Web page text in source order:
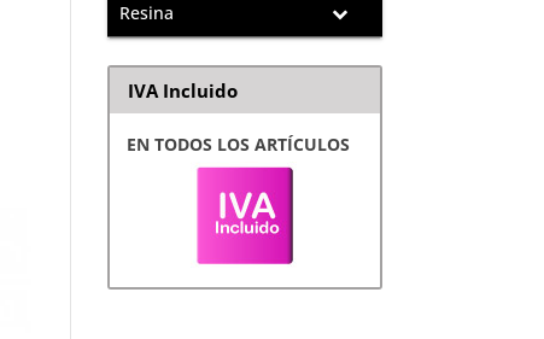
Resina
IVA Incluido
EN TODOS LOS ARTÍCULOS